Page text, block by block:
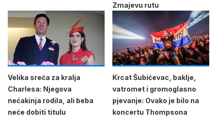
Zmajevu rutu
Velika sreća za kralja
Charlesa: Njegova
nećakinja rodila, ali beba
neće dobiti titulu
Krcat Šubićevac, baklje,
vatromet i gromoglasno
pjevanje: Ovako je bilo na
koncertu Thompsona